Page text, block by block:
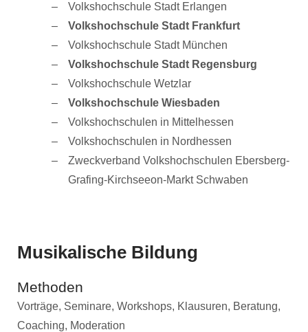
Volkshochschule Stadt Erlangen
Volkshochschule Stadt Frankfurt
Volkshochschule Stadt München
Volkshochschule Stadt Regensburg
Volkshochschule Wetzlar
Volkshochschule Wiesbaden
Volkshochschulen in Mittelhessen
Volkshochschulen in Nordhessen
Zweckverband Volkshochschulen Ebersberg-
Grafing-Kirchseeon-Markt Schwaben
Musikalische Bildung
Methoden
Vorträge, Seminare, Workshops, Klausuren, Beratung,
Coaching, Moderation